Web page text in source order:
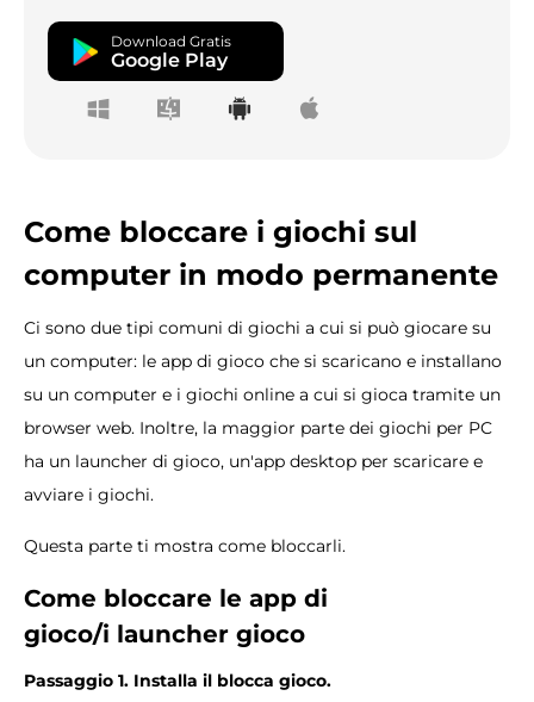
Download Gratis
Google Play
Come bloccare i giochi sul
computer in modo permanente
Ci sono due tipi comuni di giochi a cui si può giocare su
un computer: le app di gioco che si scaricano e installano
su un computer e i giochi online a cui si gioca tramite un
browser web. Inoltre, la maggior parte dei giochi per PC
ha un launcher di gioco, un'app desktop per scaricare e
avviare i giochi.
Questa parte ti mostra come bloccarli.
Come bloccare le app di
gioco/i launcher gioco
Passaggio 1. Installa il blocca gioco.